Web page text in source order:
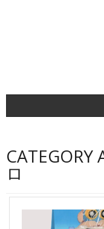
商品紹介
商品のお知らせ
CATEGORY
ロ